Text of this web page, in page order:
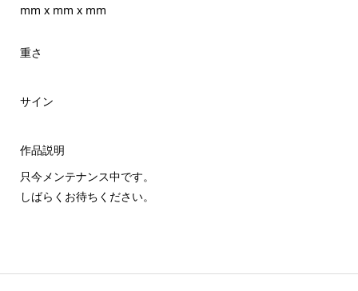
mm x mm x mm
重さ
サイン
作品説明
只今メンテナンス中です。
しばらくお待ちください。